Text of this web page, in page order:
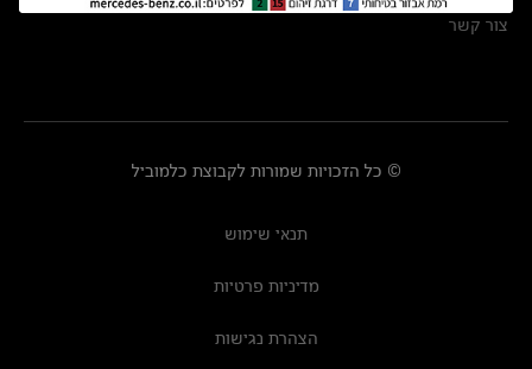
צור קשר
© כל הזכויות שמורות לקבוצת כלמוביל
תנאי שימוש
מדיניות פרטיות
הצהרת נגישות